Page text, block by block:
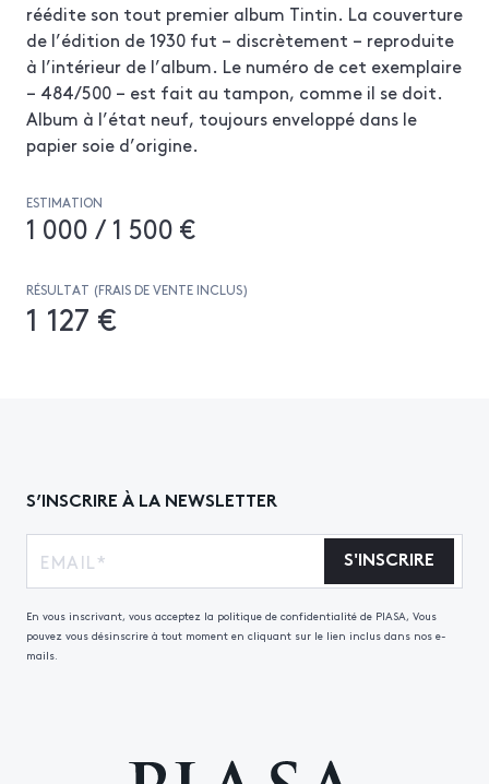
réédite son tout premier album Tintin. La couverture
de l’édition de 1930 fut – discrètement – reproduite
à l’intérieur de l’album. Le numéro de cet exemplaire
– 484/500 – est fait au tampon, comme il se doit.
Album à l’état neuf, toujours enveloppé dans le
papier soie d’origine.
ESTIMATION
1 000 / 1 500 €
RÉSULTAT (FRAIS DE VENTE INCLUS)
1 127 €
S’INSCRIRE À LA NEWSLETTER
S'INSCRIRE
En vous inscrivant, vous acceptez la politique de confidentialité de PIASA, Vous
pouvez vous désinscrire à tout moment en cliquant sur le lien inclus dans nos e-
mails.